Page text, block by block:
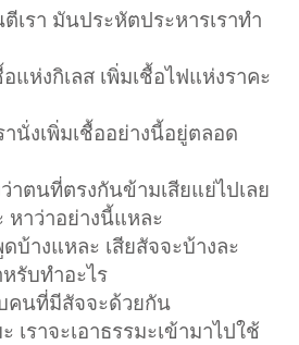
เรา มันประหัตประหารเราทำ
อแห่งกิเลส เพิ่มเชื้อไฟแห่งราคะ
านั่งเพิ่มเชื้ออย่างนี้อยู่ตลอด
าตนที่ตรงกันข้ามเสียแย่ไปเลย
หาว่าอย่างนี้แหละ
บ้างแหละ เสียสัจจะบ้างละ
รับทำอะไร
คนที่มีสัจจะด้วยกัน
เราจะเอาธรรมะเข้ามาไปใช้